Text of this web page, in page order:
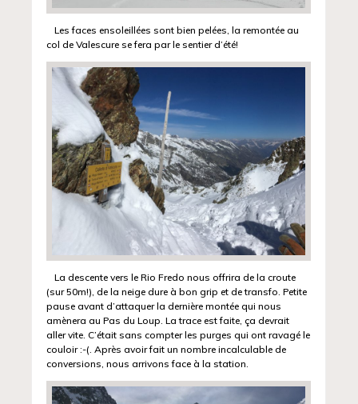
Les faces ensoleillées sont bien pelées, la remontée au
col de Valescure se fera par le sentier d’été!
La descente vers le Rio Fredo nous offrira de la croute
(sur 50m!), de la neige dure à bon grip et de transfo. Petite
pause avant d’attaquer la dernière montée qui nous
amènera au Pas du Loup. La trace est faite, ça devrait
aller vite. C’était sans compter les purges qui ont ravagé le
couloir :-(. Après avoir fait un nombre incalculable de
conversions, nous arrivons face à la station.